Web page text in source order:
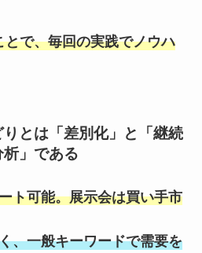
で、毎回の実践でノウハ
とは「差別化」と「継続
析」である
ト可能。展示会は買い手市
、一般キーワードで需要を